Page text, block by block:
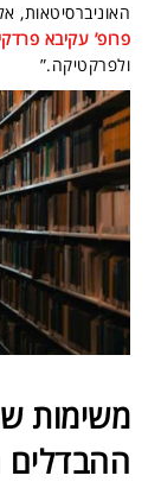
האוניברסיטאות,
פרופ’ עקיבא
ולפרקטיקה.”
משימות
ההבדלים